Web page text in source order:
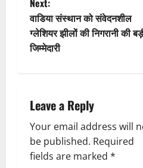
t
n
v
i
g
वाडिया संस्थान को संवेदनशील
ग्लेशियर झीलों की निगरानी की
जिम्मेदारी
Leave a Reply
Your email address will
be published. Required
fields are marked *